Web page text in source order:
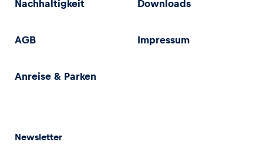
Nachhaltigkeit Downloads
AGB Impressum
Anreise & Parken
Newsletter